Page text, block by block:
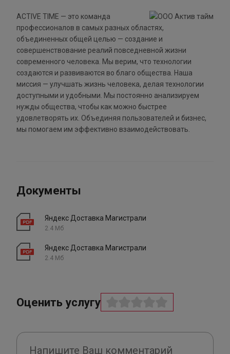
ACTIVE TIME — это команда
профессионалов в самых разных областях,
объединенных общей целью — создание и
совершенствование реалий повседневной жизни
современного человека. Мы верим, что технологии
создаются и развиваются во благо общества. Наша
миссия — улучшать жизнь человека, делая технологии
доступными и удобными. Мы постоянно анализируем
нужды общества, чтобы как можно быстрее
удовлетворять их. Объединяя пользователей и бизнес,
мы помогаем им эффективно взаимодействовать.
Документы
Яндекс Доставка Магистрали
2.4 Мб
Яндекс Доставка Магистрали
2.4 Мб
Оценить услугу